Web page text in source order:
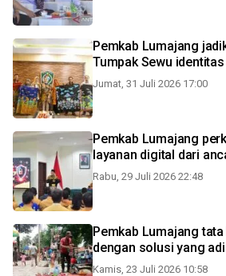
Pemkab Lumajang
Tumpak Sewu
Jumat, 31 Juli 2026 17:00
Pemkab Lumajang
layanan digital dari
Rabu, 29 Juli 2026 22:48
Pemkab Lumajang
dengan solusi yang
Kamis, 23 Juli 2026 10:58